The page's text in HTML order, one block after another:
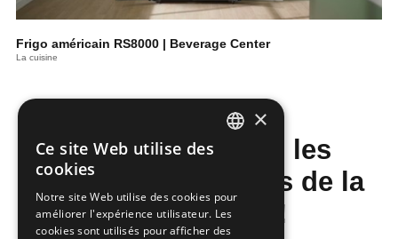
Frigo américain RS8000 | Beverage Center
La cuisine
Ne manquez pas les
dernières nouvelles de la
construction!
×
Ce site Web utilise des
cookies
Notre site Web utilise des cookies pour
améliorer l'expérience utilisateur. Les
cookies sont utilisés pour afficher des